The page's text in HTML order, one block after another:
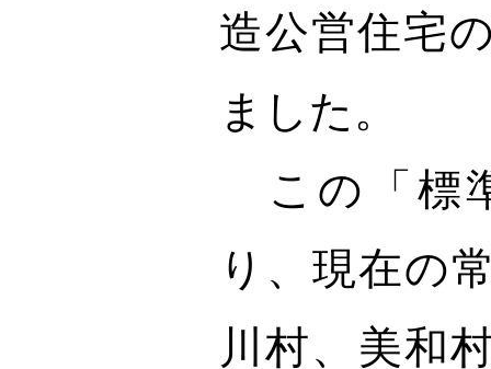
造公営住宅
ました。
この「標
り、現在の
川村、美和